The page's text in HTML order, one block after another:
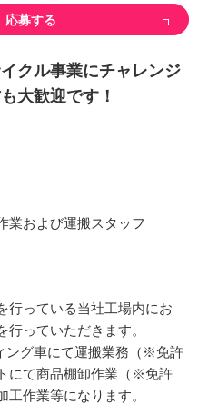
応募する
クル事業にチャレンジ
大歓迎です！
業および運搬スタッフ
行っている当社工場内にお
っていただきます。
ング車にて運搬業務（※免許
にて商品棚卸作業（※免許
作業等になります。